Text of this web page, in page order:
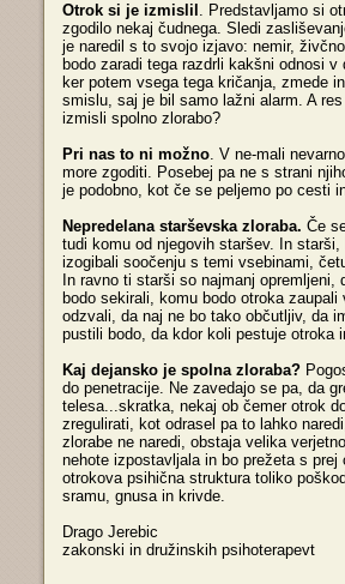
Otrok si je izmislil . Predstavljamo si
zgodilo nekaj čudnega. Sledi
je naredil s to svojo izjavo: nemir,
bodo zaradi tega razdrli kakšni odnosi
ker potem vsega tega kričanja, zmede
smislu, saj je bil samo lažni alarm. A
izmisli spolno zlorabo?
Pri nas to ni možno. V ne-mali
more zgoditi. Posebej pa ne s strani
je podobno, kot če se peljemo po cesti
Nepredelana starševska zloraba. Če
tudi komu od njegovih staršev. In
izogibali soočenju s temi vsebinami,
In ravno ti starši so najmanj
bodo sekirali, komu bodo otroka
odzvali, da naj ne bo tako občutljiv, da
pustili bodo, da kdor koli pestuje otroka
Kaj dejansko je spolna zloraba?
do penetracije. Ne zavedajo se pa, da
telesa...skratka, nekaj ob čemer otrok
zregulirati, kot odrasel pa to lahko
zlorabe ne naredi, obstaja velika
nehote izpostavljala in bo prežeta s
otrokova psihična struktura toliko
sramu, gnusa in krivde.
Drago Jerebic
zakonski in družinskih psihoterapevt